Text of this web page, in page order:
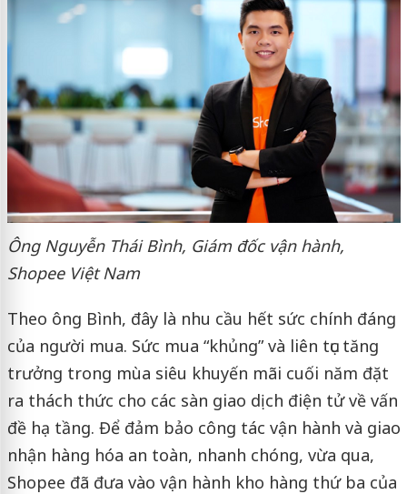
Ông Nguyễn Thái Bình, Giám đốc vận hành,
Shopee Việt Nam
Theo ông Bình, đây là nhu cầu hết sức chính đáng
của người mua. Sức mua “khủng” và liên tục tăng
trưởng trong mùa siêu khuyến mãi cuối năm đặt
ra thách thức cho các sàn giao dịch điện tử về vấn
đề hạ tầng. Để đảm bảo công tác vận hành và giao
nhận hàng hóa an toàn, nhanh chóng, vừa qua,
Shopee đã đưa vào vận hành kho hàng thứ ba của